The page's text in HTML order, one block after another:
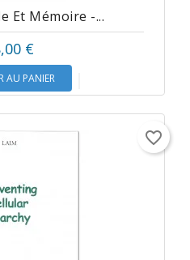
Et Mémoire -...
€
AU PANIER
favorite_border